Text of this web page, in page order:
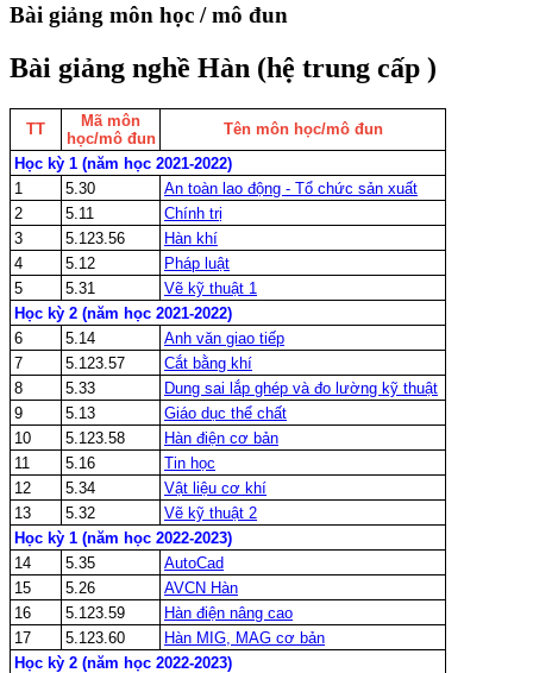
Bài giảng môn học / mô đun
Bài giảng nghề Hàn (hệ trung cấp )
TT
Mã môn
học/mô đun
Tên môn học/mô đun
Học kỳ 1 (năm học 2021-2022)
1
5.30
An toàn lao động - Tổ chức sản xuất
2
5.11
Chính trị
3
5.123.56
Hàn khí
4
5.12
Pháp luật
5
5.31
Vẽ kỹ thuật 1
Học kỳ 2 (năm học 2021-2022)
6
5.14
Anh văn giao tiếp
7
5.123.57
Cắt bằng khí
8
5.33
Dung sai lắp ghép và đo lường kỹ thuật
9
5.13
Giáo dục thể chất
10
5.123.58
Hàn điện cơ bản
11
5.16
Tin học
12
5.34
Vật liệu cơ khí
13
5.32
Vẽ kỹ thuật 2
Học kỳ 1 (năm học 2022-2023)
14
5.35
AutoCad
15
5.26
AVCN Hàn
16
5.123.59
Hàn điện nâng cao
17
5.123.60
Hàn MIG, MAG cơ bản
Học kỳ 2 (năm học 2022-2023)